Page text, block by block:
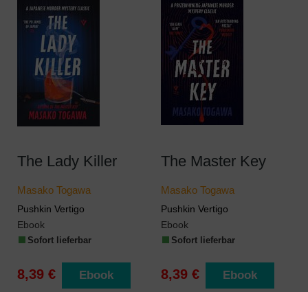
The Lady Killer
Masako Togawa
Pushkin Vertigo
Ebook
Sofort lieferbar
8,39 € Ebook
The Master Key
Masako Togawa
Pushkin Vertigo
Ebook
Sofort lieferbar
8,39 € Ebook